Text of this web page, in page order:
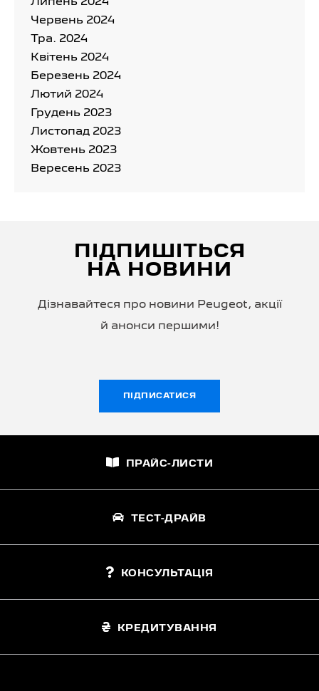
Червень 2024
Тра. 2024
Квітень 2024
Березень 2024
Лютий 2024
Грудень 2023
Листопад 2023
Жовтень 2023
Вересень 2023
ПІДПИШІТЬСЯ
НА НОВИНИ
Дізнавайтеся про новини Peugeot, акції
й анонси першими!
ПІДПИСАТИСЯ
ПРАЙС-ЛИСТИ
ТЕСТ-ДРАЙВ
КОНСУЛЬТАЦІЯ
КРЕДИТУВАННЯ